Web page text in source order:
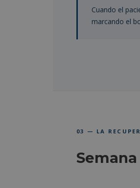
Cuando el
marcando el
03 — LA